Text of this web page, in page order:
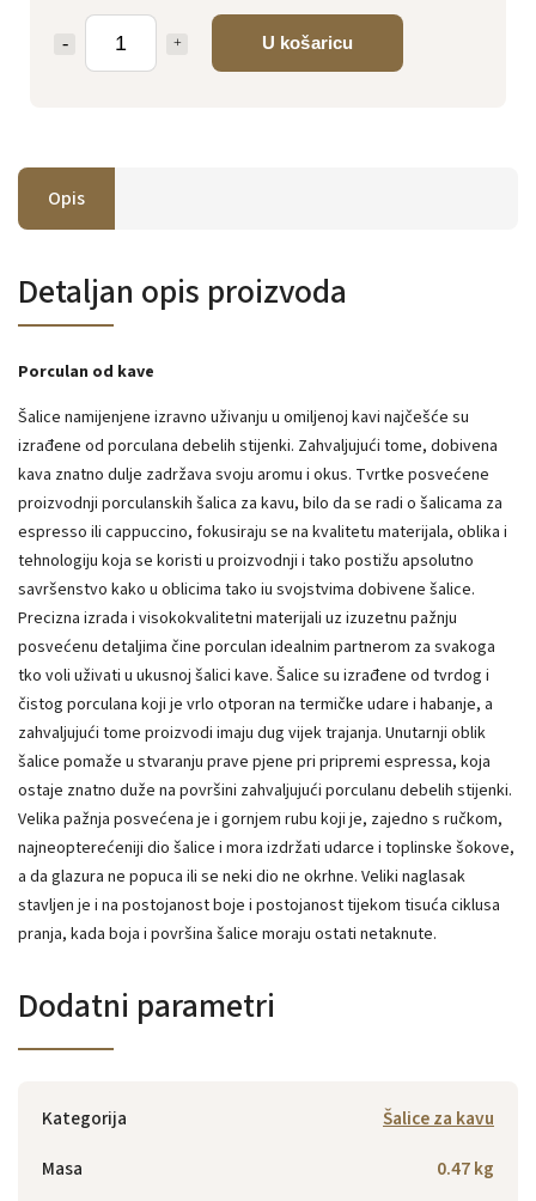
U košaricu
Opis
Detaljan opis proizvoda
Porculan od kave
Šalice namijenjene izravno uživanju u omiljenoj kavi najčešće su
izrađene od porculana debelih stijenki. Zahvaljujući tome, dobivena
kava znatno dulje zadržava svoju aromu i okus. Tvrtke posvećene
proizvodnji porculanskih šalica za kavu, bilo da se radi o šalicama za
espresso ili cappuccino, fokusiraju se na kvalitetu materijala, oblika i
tehnologiju koja se koristi u proizvodnji i tako postižu apsolutno
savršenstvo kako u oblicima tako iu svojstvima dobivene šalice.
Precizna izrada i visokokvalitetni materijali uz izuzetnu pažnju
posvećenu detaljima čine porculan idealnim partnerom za svakoga
tko voli uživati u ukusnoj šalici kave. Šalice su izrađene od tvrdog i
čistog porculana koji je vrlo otporan na termičke udare i habanje, a
zahvaljujući tome proizvodi imaju dug vijek trajanja. Unutarnji oblik
šalice pomaže u stvaranju prave pjene pri pripremi espressa, koja
ostaje znatno duže na površini zahvaljujući porculanu debelih stijenki.
Velika pažnja posvećena je i gornjem rubu koji je, zajedno s ručkom,
najneopterećeniji dio šalice i mora izdržati udarce i toplinske šokove,
a da glazura ne popuca ili se neki dio ne okrhne. Veliki naglasak
stavljen je i na postojanost boje i postojanost tijekom tisuća ciklusa
pranja, kada boja i površina šalice moraju ostati netaknute.
Dodatni parametri
Kategorija
Šalice za kavu
Masa
0.47 kg